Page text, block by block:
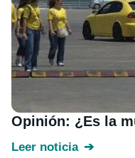
Opinión: ¿Es la
Leer noticia